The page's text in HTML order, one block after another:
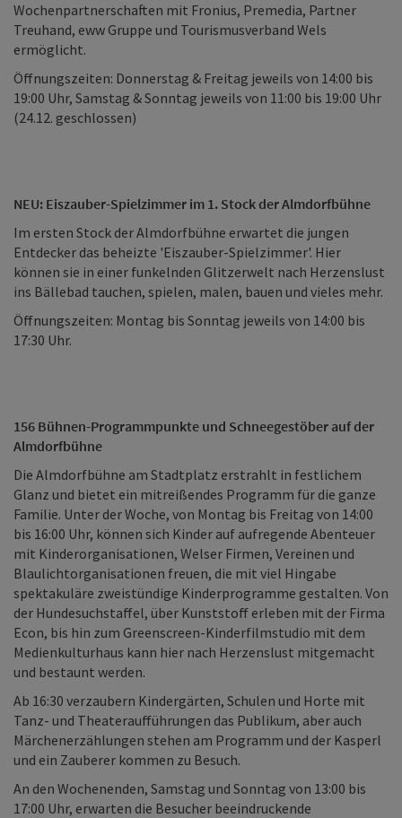
Wochenpartnerschaften mit Fronius, Premedia, Partner
Treuhand, eww Gruppe und Tourismusverband Wels
ermöglicht.
Öffnungszeiten: Donnerstag & Freitag jeweils von 14:00 bis
19:00 Uhr, Samstag & Sonntag jeweils von 11:00 bis 19:00 Uhr
(24.12. geschlossen)
NEU: Eiszauber-Spielzimmer im 1. Stock der Almdorfbühne
Im ersten Stock der Almdorfbühne erwartet die jungen
Entdecker das beheizte 'Eiszauber-Spielzimmer'. Hier
können sie in einer funkelnden Glitzerwelt nach Herzenslust
ins Bällebad tauchen, spielen, malen, bauen und vieles mehr.
Öffnungszeiten: Montag bis Sonntag jeweils von 14:00 bis
17:30 Uhr.
156 Bühnen-Programmpunkte und Schneegestöber auf der
Almdorfbühne
Die Almdorfbühne am Stadtplatz erstrahlt in festlichem
Glanz und bietet ein mitreißendes Programm für die ganze
Familie. Unter der Woche, von Montag bis Freitag von 14:00
bis 16:00 Uhr, können sich Kinder auf aufregende Abenteuer
mit Kinderorganisationen, Welser Firmen, Vereinen und
Blaulichtorganisationen freuen, die mit viel Hingabe
spektakuläre zweistündige Kinderprogramme gestalten. Von
der Hundesuchstaffel, über Kunststoff erleben mit der Firma
Econ, bis hin zum Greenscreen-Kinderfilmstudio mit dem
Medienkulturhaus kann hier nach Herzenslust mitgemacht
und bestaunt werden.
Ab 16:30 verzaubern Kindergärten, Schulen und Horte mit
Tanz- und Theateraufführungen das Publikum, aber auch
Märchenerzählungen stehen am Programm und der Kasperl
und ein Zauberer kommen zu Besuch.
An den Wochenenden, Samstag und Sonntag von 13:00 bis
17:00 Uhr, erwarten die Besucher beeindruckende